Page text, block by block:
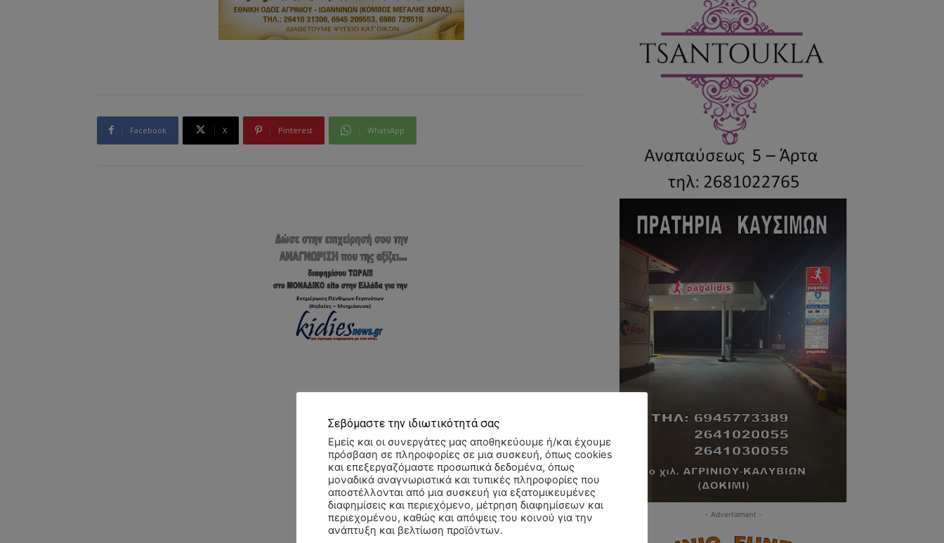
Facebook X Pinterest WhatsApp
- Advertisment -
Σεβόμαστε την ιδιωτικότητά σας
Εμείς και οι συνεργάτες μας αποθηκεύουμε ή/και έχουμε
πρόσβαση σε πληροφορίες σε μια συσκευή, όπως cookies
και επεξεργαζόμαστε προσωπικά δεδομένα, όπως
μοναδικά αναγνωριστικά και τυπικές πληροφορίες που
αποστέλλονται από μια συσκευή για εξατομικευμένες
διαφημίσεις και περιεχόμενο, μέτρηση διαφημίσεων και
περιεχομένου, καθώς και απόψεις του κοινού για την
ανάπτυξη και βελτίωση προϊόντων.